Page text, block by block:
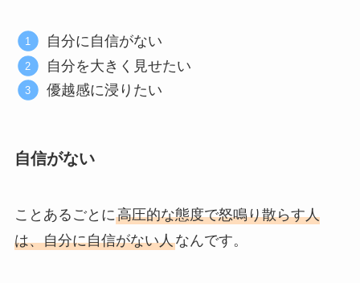
自分に自信がない
自分を大きく見せたい
優越感に浸りたい
自信がない
ことあるごとに高圧的な態度で怒鳴り散らす人
は、自分に自信がない人なんです。